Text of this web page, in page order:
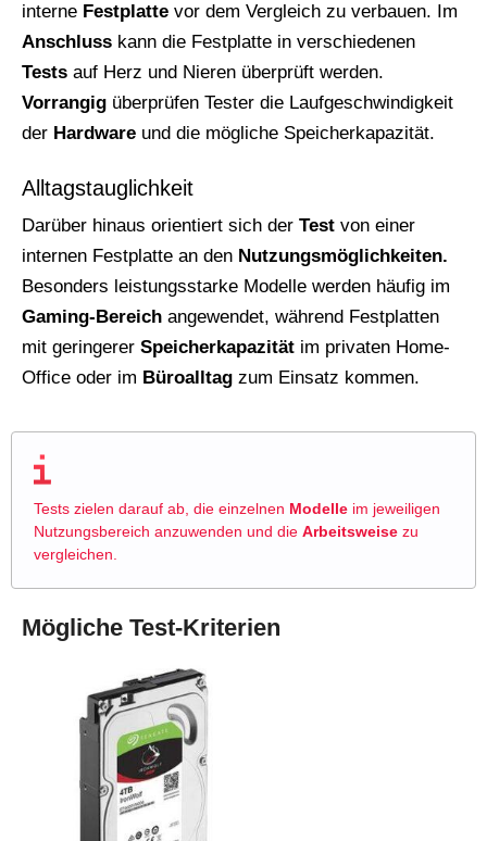
interne Festplatte vor dem Vergleich zu verbauen. Im
Anschluss kann die Festplatte in verschiedenen
Tests auf Herz und Nieren überprüft werden.
Vorrangig überprüfen Tester die Laufgeschwindigkeit
der Hardware und die mögliche Speicherkapazität.
Alltagstauglichkeit
Darüber hinaus orientiert sich der Test von einer
internen Festplatte an den Nutzungsmöglichkeiten.
Besonders leistungsstarke Modelle werden häufig im
Gaming-Bereich angewendet, während Festplatten
mit geringerer Speicherkapazität im privaten Home-
Office oder im Büroalltag zum Einsatz kommen.
Tests zielen darauf ab, die einzelnen Modelle im jeweiligen
Nutzungsbereich anzuwenden und die Arbeitsweise zu
vergleichen.
Mögliche Test-Kriterien